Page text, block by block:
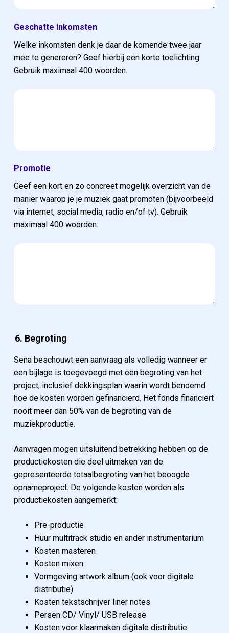
Geschatte inkomsten
Welke inkomsten denk je daar de komende twee jaar
mee te genereren? Geef hierbij een korte toelichting.
Gebruik maximaal 400 woorden.
Promotie
Geef een kort en zo concreet mogelijk overzicht van de
manier waarop je je muziek gaat promoten (bijvoorbeeld
via internet, social media, radio en/of tv). Gebruik
maximaal 400 woorden.
6. Begroting
Sena beschouwt een aanvraag als volledig wanneer er
een bijlage is toegevoegd met een begroting van het
project, inclusief dekkingsplan waarin wordt benoemd
hoe de kosten worden gefinancierd. Het fonds financiert
nooit meer dan 50% van de begroting van de
muziekproductie.
Aanvragen mogen uitsluitend betrekking hebben op de
productiekosten die deel uitmaken van de
gepresenteerde totaalbegroting van het beoogde
opnameproject. De volgende kosten worden als
productiekosten aangemerkt:
Pre-productie
Huur multitrack studio en ander instrumentarium
Kosten masteren
Kosten mixen
Vormgeving artwork album (ook voor digitale
distributie)
Kosten tekstschrijver liner notes
Persen CD/ Vinyl/ USB release
Kosten voor klaarmaken digitale distributie